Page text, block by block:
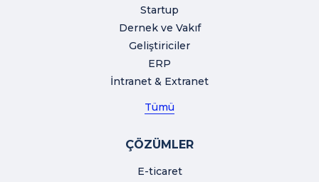
Startup
Dernek ve Vakıf
Geliştiriciler
ERP
İntranet & Extranet
Tümü
ÇÖZÜMLER
E-ticaret